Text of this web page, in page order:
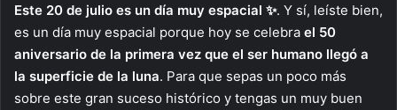
Este 20 de julio es un día muy espacial ✨. Y sí, leíste bien,
es un día muy espacial porque hoy se celebra el 50
aniversario de la primera vez que el ser humano llegó a
la superficie de la luna. Para que sepas un poco más
sobre este gran suceso histórico y tengas un muy buen